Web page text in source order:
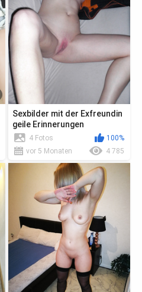
Sexbilder mit der Exfreundin
geile Erinnerungen
4 Fotos
100%
vor 5 Monaten
4 785